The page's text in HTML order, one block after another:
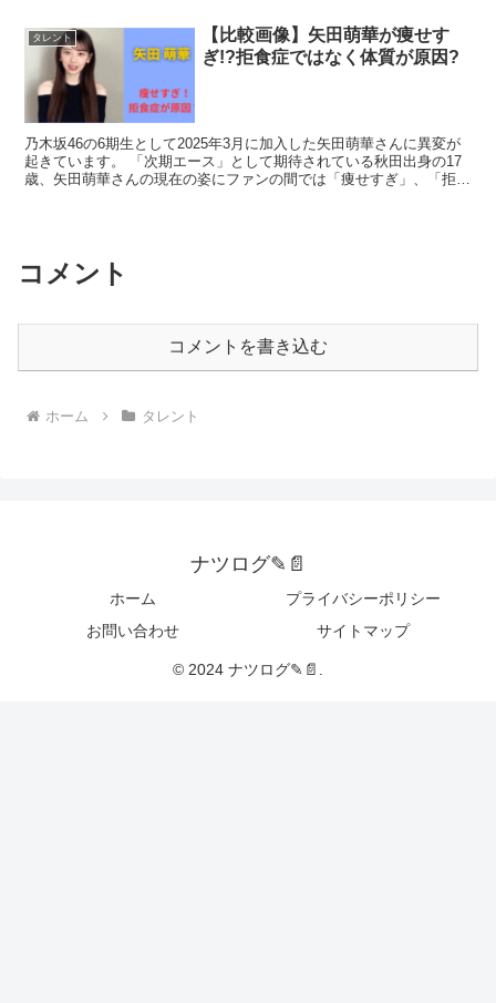
タレント
【比較画像】矢田萌華が痩せす
ぎ!?拒食症ではなく体質が原因?
乃木坂46の6期生として2025年3月に加入した矢田萌華さんに異変が
起きています。 「次期エース」として期待されている秋田出身の17
歳、矢田萌華さんの現在の姿にファンの間では「痩せすぎ」、「拒食
コメント
コメントを書き込む
ホーム タレント
ナツログ✎📄
ホーム
プライバシーポリシー
お問い合わせ
サイトマップ
© 2024 ナツログ✎📄.